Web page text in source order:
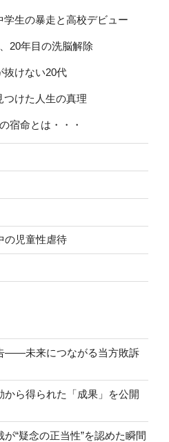
生の暴走と高校デビュー
20年目の洗脳解除
抜けない20代
つけた人生の真理
宿命とは・・・
の児童性虐待
——未来につながる当方敗訴
から得られた「成果」を公開
“疑念の正当性”を認めた瞬間